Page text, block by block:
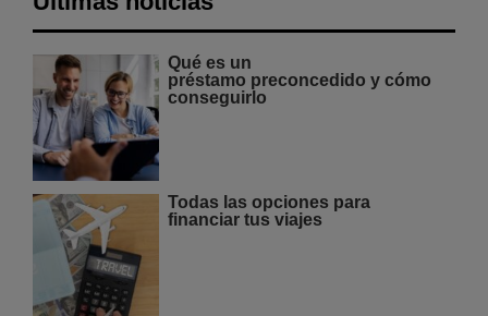
Qué es un
préstamo preconcedido y cómo
conseguirlo
Todas las opciones para
financiar tus viajes